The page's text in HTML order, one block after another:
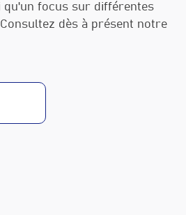
qu'un focus sur différentes
dès à présent notre